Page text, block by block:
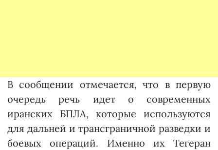
В сообщении отмечается, что в первую
очередь речь идет о современных
иранских БПЛА, которые используются
для дальней и трансграничной разведки и
боевых операций. Именно их Тегеран